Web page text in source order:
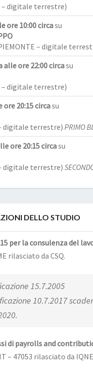
– digitale terrestre)
ore 10:00 circasu
– digitale
alle ore 22:00 circasu
– digitale terrestre)
ore 20:15 circasu
digitale terrestre) PRIMO
ore 20:15 circasu
digitale terrestre)
DELLO STUDIO
per la consulenza del
rilasciato da CSQ.
15.7.2005
10.7.2017
di payrolls and
– 47053 rilasciato da